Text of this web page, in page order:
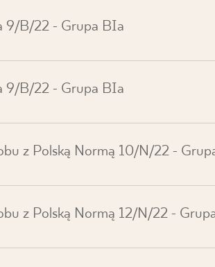
9/B/22 - Grupa BIa
9/B/22 - Grupa BIa
z Polską Normą 10/N/22 -
z Polską Normą 12/N/22 -